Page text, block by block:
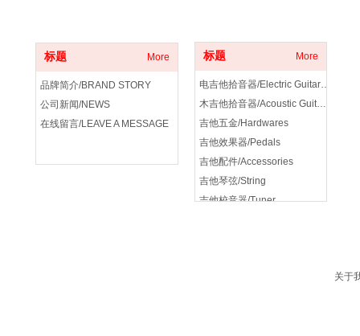
标题 More
品牌简介/BRAND STORY
公司新闻/NEWS
在线留言/LEAVE A MESSAGE
标题 More
电吉他拾音器/Electric Guitar Pickup
木吉他拾音器/Acoustic Guitar Pickup
吉他五金/Hardwares
吉他效果器/Pedals
吉他配件/Accessories
吉他琴弦/String
吉他校音器/Tuner
关于